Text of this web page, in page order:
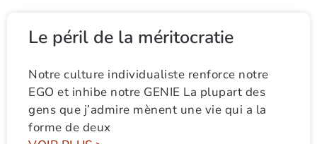
Le péril de la méritocratie
Notre culture individualiste renforce notre
EGO et inhibe notre GENIE La plupart des
gens que j’admire mènent une vie qui a la
forme de deux